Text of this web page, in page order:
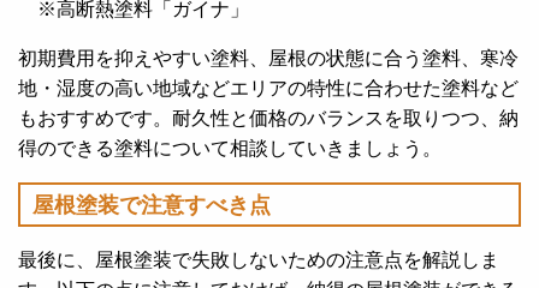
※高断熱塗料「ガイナ」
初期費用を抑えやすい塗料、屋根の状態に合う塗料、寒冷
地・湿度の高い地域などエリアの特性に合わせた塗料など
もおすすめです。耐久性と価格のバランスを取りつつ、納
得のできる塗料について相談していきましょう。
屋根塗装で注意すべき点
最後に、屋根塗装で失敗しないための注意点を解説しま